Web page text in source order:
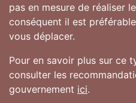
pas en mesure de réaliser
conséquent il est
vous déplacer.
Pour en savoir plus sur ce
consulter les
gouvernement ici.